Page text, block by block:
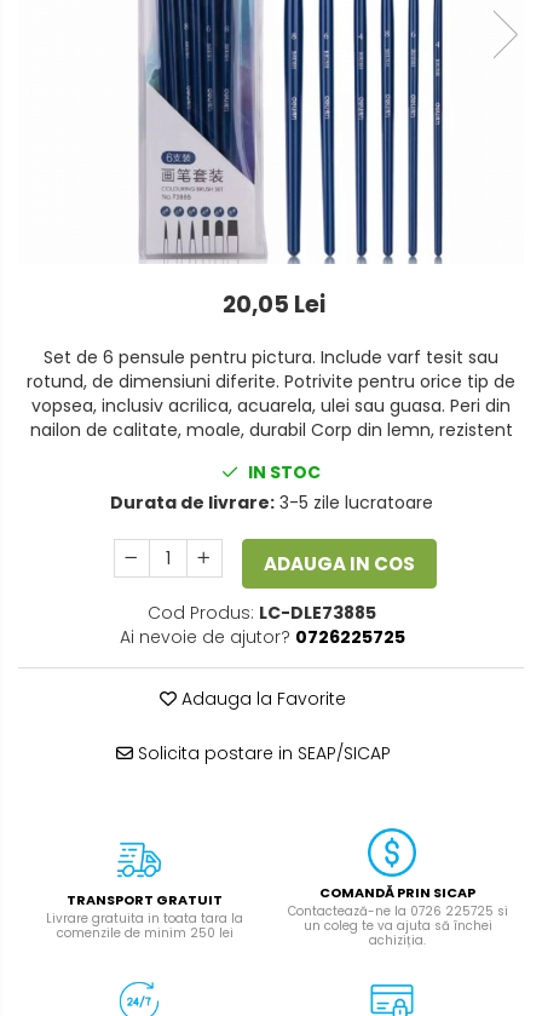
Suporturi pentru accesorii
Suporturi pentru documente
Tavite pentru Documente
Detergenti vase
Dispensere si consumabile
Prosoape din hartie
Saci menajeri
Sapunuri si dezinfectanti
20,05 Lei
Set de 6 pensule pentru pictura. Include varf tesit sau
rotund, de dimensiuni diferite. Potrivite pentru orice tip de
vopsea, inclusiv acrilica, acuarela, ulei sau guasa. Peri din
nailon de calitate, moale, durabil Corp din lemn, rezistent
IN STOC
Durata de livrare:3-5 zile lucratoare
ADAUGA IN COS
Cod Produs: LC-DLE73885
Ai nevoie de ajutor? 0726225725
Adauga la Favorite
Solicita postare in SEAP/SICAP
TRANSPORT GRATUIT
Livrare gratuita in toata tara la
comenzile de minim 250 lei
COMANDĂ PRIN SICAP
Contactează-ne la 0726 225725 si
un coleg te va ajuta să închei
achiziția.